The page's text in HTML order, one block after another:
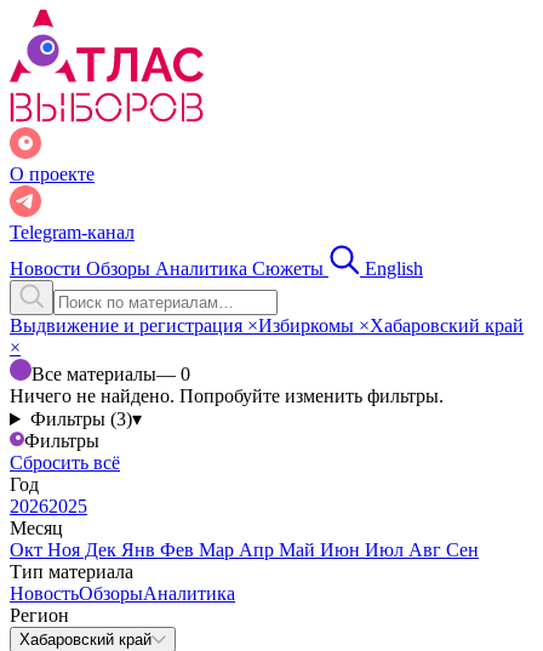
О проекте
Telegram-канал
Новости Обзоры Аналитика Сюжеты English
Выдвижение и регистрация ×Избиркомы ×Хабаровский край
×
Все материалы— 0
Ничего не найдено. Попробуйте изменить фильтры.
Фильтры (3)▾
Фильтры
Сбросить всё
Год
20262025
Месяц
Окт Ноя Дек Янв Фев Мар Апр Май Июн Июл Авг Сен
Тип материала
НовостьОбзорыАналитика
Регион
Хабаровский край